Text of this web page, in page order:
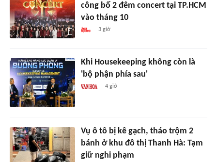
công bố 2 đêm concert tại TP.HCM
vào tháng 10
3 giờ
Khi Housekeeping không còn là
'bộ phận phía sau'
4 giờ
Vụ ô tô bị kê gạch, tháo trộm 2
bánh ở khu đô thị Thanh Hà: Tạm
giữ nghi phạm